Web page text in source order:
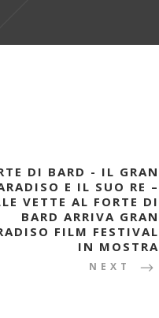
DI BARD - IL GRAN
E IL SUO RE –
VETTE AL FORTE DI
BARD ARRIVA GRAN
FILM FESTIVAL
IN MOSTRA
NEXT